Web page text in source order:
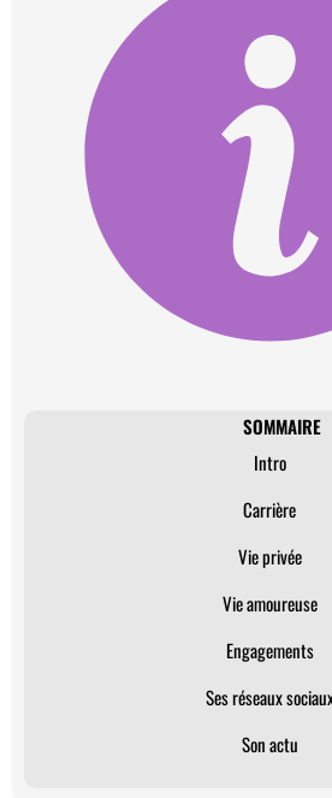
Comment devenir contributeur?
SOMMAIRE
Intro
Carrière
Vie privée
Vie amoureuse
Engagements
Ses réseaux
Son actu